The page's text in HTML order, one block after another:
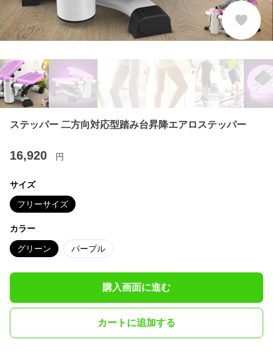
ステッパー 二方向対応型踏み台昇降エアロステッパー
16,920 円
サイズ
フリーサイズ
カラー
グリーン パープル
購入画面に進む
カートに追加する